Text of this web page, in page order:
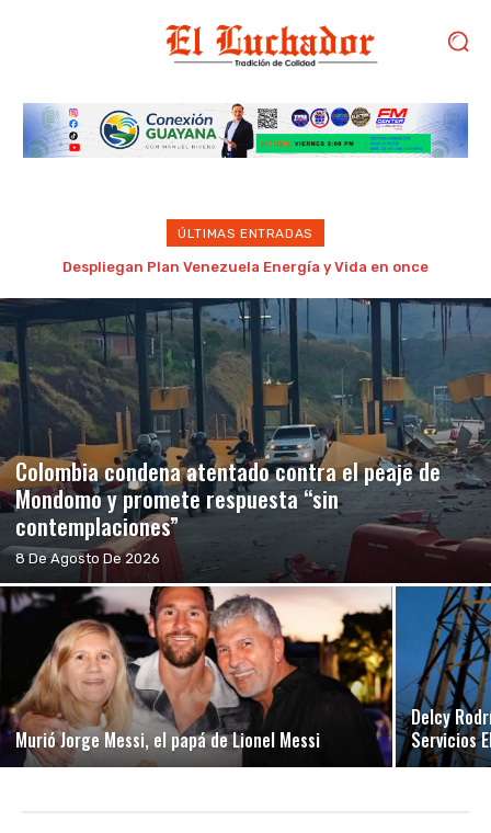
ÚLTIMAS ENTRADAS
Detenido por golpear brutalmente a su madre de 87 años en
Colombia condena atentado contra el peaje de
Mondomo y promete respuesta “sin
contemplaciones”
8 De Agosto De 2026
Murió Jorge Messi, el papá de Lionel Messi
Delcy
Servicios